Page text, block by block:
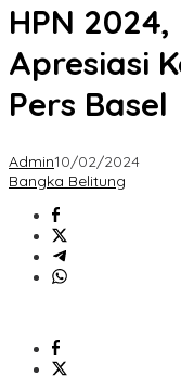
HPN
Apresiasi
Pers Basel
Admin10/02/2024
Bangka Belitung